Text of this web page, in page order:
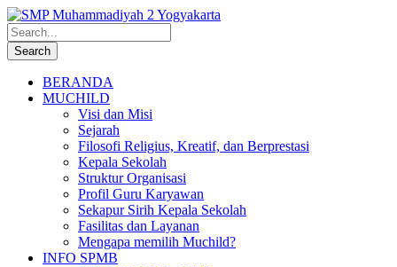
BERANDA
MUCHILD
Visi dan Misi
Sejarah
Filosofi Religius, Kreatif, dan Berprestasi
Kepala Sekolah
Struktur Organisasi
Profil Guru Karyawan
Sekapur Sirih Kepala Sekolah
Fasilitas dan Layanan
Mengapa memilih Muchild?
INFO SPMB